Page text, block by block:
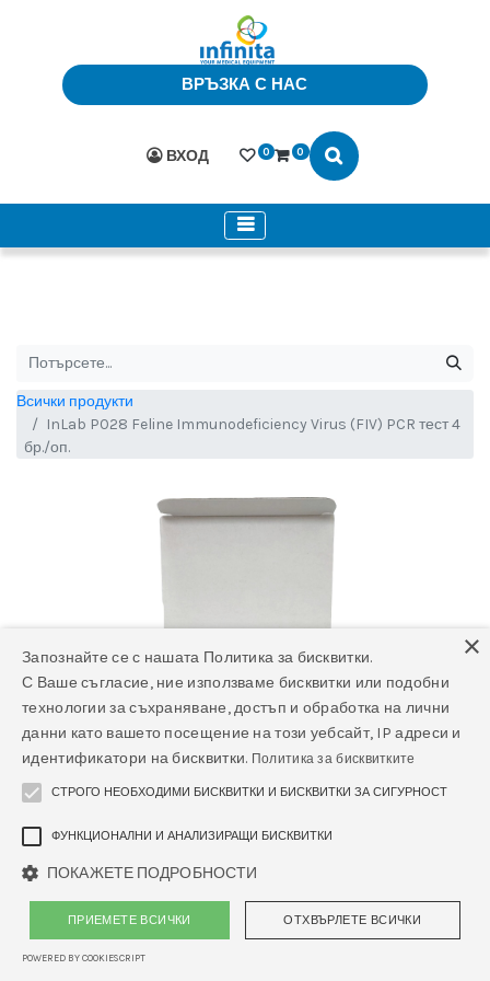
ВРЪЗКА С НАС
ВХОД 0 0
Всички продукти
InLab P028 Feline Immunodeficiency Virus (FIV) PCR тест 4
бр./оп.
×
Запознайте се с нашата Политика за бисквитки.
С Ваше съгласие, ние използваме бисквитки или подобни
технологии за съхраняване, достъп и обработка на лични
данни като вашето посещение на този уебсайт, IP адреси и
идентификатори на бисквитки. Политика за бисквитките
СТРОГО НЕОБХОДИМИ БИСКВИТКИ И БИСКВИТКИ ЗА СИГУРНОСТ
ФУНКЦИОНАЛНИ И АНАЛИЗИРАЩИ БИСКВИТКИ
ПОКАЖЕТЕ ПОДРОБНОСТИ
ПРИЕМЕТЕ ВСИЧКИ ОТХВЪРЛЕТЕ ВСИЧКИ
POWERED BY COOKIESCRIPT